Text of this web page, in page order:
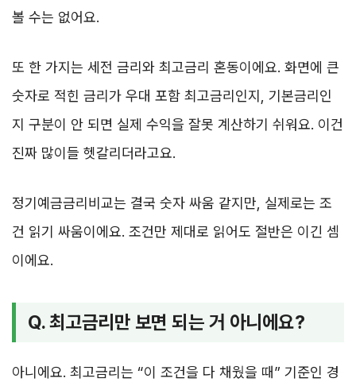
볼 수는 없어요.
또 한 가지는 세전 금리와 최고금리 혼동이에요. 화면에 큰
숫자로 적힌 금리가 우대 포함 최고금리인지, 기본금리인
지 구분이 안 되면 실제 수익을 잘못 계산하기 쉬워요. 이건
진짜 많이들 헷갈리더라고요.
정기예금금리비교는 결국 숫자 싸움 같지만, 실제로는 조
건 읽기 싸움이에요. 조건만 제대로 읽어도 절반은 이긴 셈
이에요.
Q. 최고금리만 보면 되는 거 아니에요?
아니에요. 최고금리는 “이 조건을 다 채웠을 때” 기준인 경